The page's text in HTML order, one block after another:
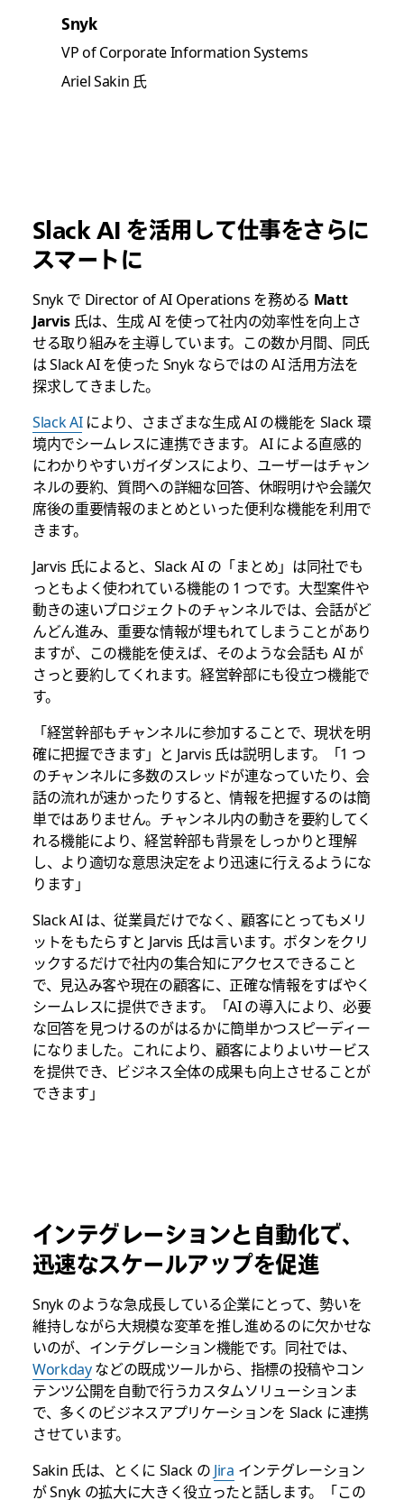
Snyk
VP of Corporate Information Systems
Ariel Sakin 氏
Slack AI を活用して仕事をさらに
スマートに
Snyk で Director of AI Operations を務める Matt
Jarvis氏は、生成 AI を使って社内の効率性を向上さ
せる取り組みを主導しています。この数か月間、同氏
は Slack AI を使った Snyk ならではの AI 活用方法を
探求してきました。
Slack AIにより、さまざまな生成 AI の機能を Slack 環
境内でシームレスに連携できます。 AI による直感的
にわかりやすいガイダンスにより、ユーザーはチャン
ネルの要約、質問への詳細な回答、休暇明けや会議欠
席後の重要情報のまとめといった便利な機能を利用で
きます。
Jarvis 氏によると、Slack AI の「まとめ」は同社でも
っともよく使われている機能の 1 つです。大型案件や
動きの速いプロジェクトのチャンネルでは、会話がど
んどん進み、重要な情報が埋もれてしまうことがあり
ますが、この機能を使えば、そのような会話も AI が
さっと要約してくれます。経営幹部にも役立つ機能で
す。
「経営幹部もチャンネルに参加することで、現状を明
確に把握できます」と Jarvis 氏は説明します。「1 つ
のチャンネルに多数のスレッドが連なっていたり、会
話の流れが速かったりすると、情報を把握するのは簡
単ではありません。チャンネル内の動きを要約してく
れる機能により、経営幹部も背景をしっかりと理解
し、より適切な意思決定をより迅速に行えるようにな
ります」
Slack AI は、従業員だけでなく、顧客にとってもメリ
ットをもたらすと Jarvis 氏は言います。ボタンをクリ
ックするだけで社内の集合知にアクセスできること
で、見込み客や現在の顧客に、正確な情報をすばやく
シームレスに提供できます。「AI の導入により、必要
な回答を見つけるのがはるかに簡単かつスピーディー
になりました。これにより、顧客によりよいサービス
を提供でき、ビジネス全体の成果も向上させることが
できます」
インテグレーションと自動化で、
迅速なスケールアップを促進
Snyk のような急成長している企業にとって、勢いを
維持しながら大規模な変革を推し進めるのに欠かせな
いのが、インテグレーション機能です。同社では、
Workdayなどの既成ツールから、指標の投稿やコン
テンツ公開を自動で行うカスタムソリューションま
で、多くのビジネスアプリケーションを Slack に連携
させています。
Sakin 氏は、とくに Slack の Jira インテグレーション
が Snyk の拡大に大きく役立ったと話します。「この